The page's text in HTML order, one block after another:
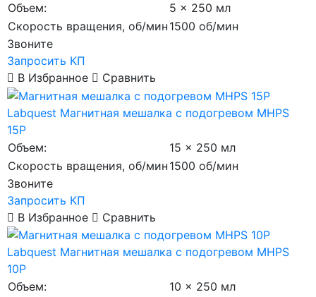
Объем:
5 x 250 мл
Скорость вращения, об/мин 1500 об/мин
Звоните
Запросить КП
В Избранное
Сравнить
Labquest Магнитная мешалка с подогревом MHPS
15P
Объем:
15 x 250 мл
Скорость вращения, об/мин 1500 об/мин
Звоните
Запросить КП
В Избранное
Сравнить
Labquest Магнитная мешалка с подогревом MHPS
10P
Объем:
10 x 250 мл